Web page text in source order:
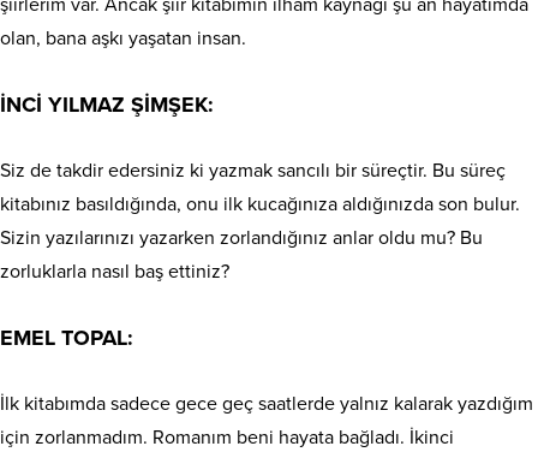
şiirlerim var. Ancak şiir kitabımın ilham kaynağı şu an hayatımda
olan, bana aşkı yaşatan insan.
İNCİ YILMAZ ŞİMŞEK:
Siz de takdir edersiniz ki yazmak sancılı bir süreçtir. Bu süreç
kitabınız basıldığında, onu ilk kucağınıza aldığınızda son bulur.
Sizin yazılarınızı yazarken zorlandığınız anlar oldu mu? Bu
zorluklarla nasıl baş ettiniz?
EMEL TOPAL:
İlk kitabımda sadece gece geç saatlerde yalnız kalarak yazdığım
için zorlanmadım. Romanım beni hayata bağladı. İkinci